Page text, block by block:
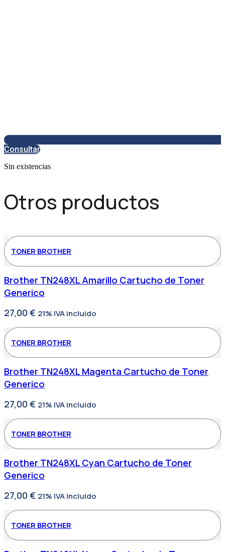
Consultar
Sin existencias
Otros productos
TONER BROTHER
Brother TN248XL Amarillo Cartucho de Toner
Generico
27,00 € 21% IVA incluido
TONER BROTHER
Brother TN248XL Magenta Cartucho de Toner
Generico
27,00 € 21% IVA incluido
TONER BROTHER
Brother TN248XL Cyan Cartucho de Toner
Generico
27,00 € 21% IVA incluido
TONER BROTHER